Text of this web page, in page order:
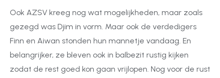
Ook AZSV kreeg nog wat mogelijkheden, maar zoals
gezegd was Djim in vorm. Maar ook de verdedigers
Finn en Aiwan stonden hun mannetje vandaag. En
belangrijker, ze bleven ook in balbezit rustig kijken
zodat de rest goed kon gaan vrijlopen. Nog voor de rust